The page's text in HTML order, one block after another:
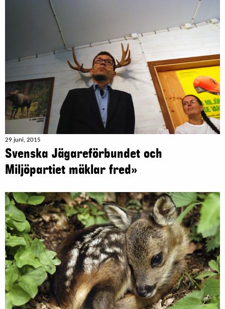
29 juni, 2015
Svenska Jägareförbundet och
Miljöpartiet mäklar fred»